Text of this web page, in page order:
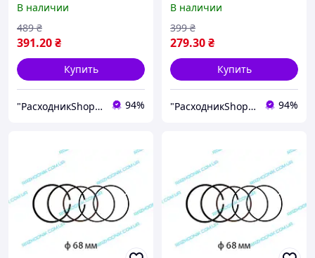
В наличии
391.20₴
489 ₴
Купить
"РасходникShop" интернет магазин комплектующих и запчастей 94%
В наличии
279.30₴
399 ₴
Купить
"РасходникShop" интернет магазин комплектующих и запчастей 94%